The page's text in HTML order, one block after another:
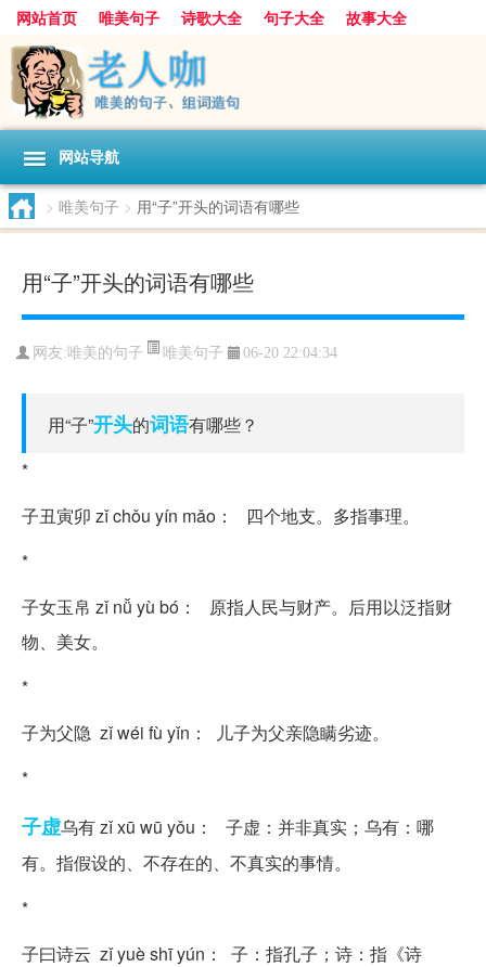
网站首页 唯美句子 诗歌大全 句子大全
故事大全
人生感悟
其他美文 美文欣赏
感人故事
句子分类
网站导航
> 唯美句子 > 用“子”开头的词语有哪些
用“子”开头的词语有哪些
网友: 唯美的句子 唯美句子 06-20 22:04:34
用“子”开头的词语有哪些？
*
子丑寅卯 zǐ chǒu yín mǎo： 四个地支。多指事理。
*
子女玉帛 zǐ nǚ yù bó： 原指人民与财产。后用以泛指财
物、美女。
*
子为父隐 zǐ wéi fù yǐn： 儿子为父亲隐瞒劣迹。
*
子虚乌有 zǐ xū wū yǒu： 子虚：并非真实；乌有：哪
有。指假设的、不存在的、不真实的事情。
*
子曰诗云 zǐ yuè shī yún： 子：指孔子；诗：指《诗